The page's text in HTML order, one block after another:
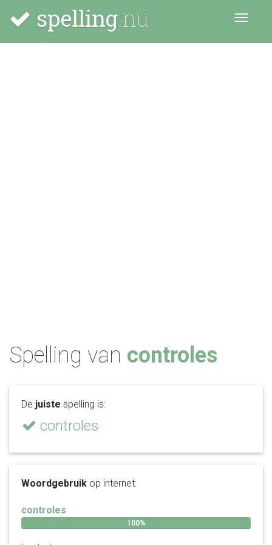
spelling.nu Menu
Spelling van controles
De juiste spelling is:
controles
Woordgebruik op internet:
controles
100%